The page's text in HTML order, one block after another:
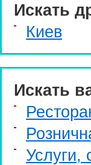
Искать
Киев
Искать
Услуги,